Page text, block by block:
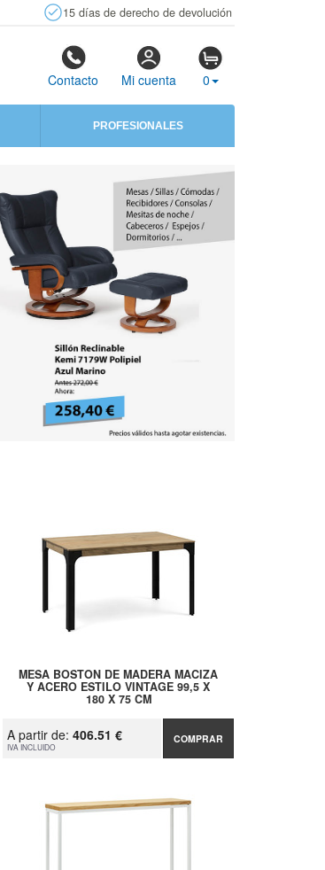
15 días de derecho de devolución
Contacto Mi cuenta 0
PROFESIONALES
MESA BOSTON DE MADERA MACIZA
Y ACERO ESTILO VINTAGE 99,5 X
180 X 75 CM
A partir de:406.51 €
IVA INCLUIDO
COMPRAR